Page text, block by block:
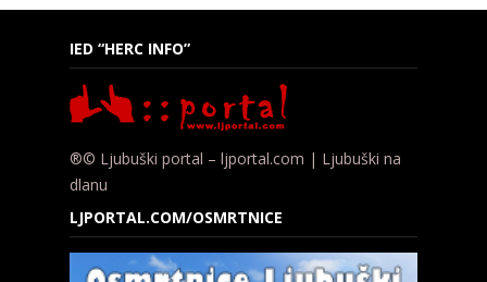
IED “HERC INFO”
®© Ljubuški portal – ljportal.com | Ljubuški na
dlanu
LJPORTAL.COM/OSMRTNICE